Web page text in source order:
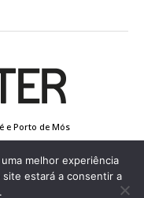
e Porto de Mós
de Privacidade
Impressamelhor experiência
estará a consentir a